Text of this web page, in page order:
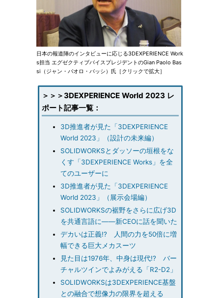
日本の報道陣のインタビューに応じる3DEXPERIENCE Work
s担当 エグゼクティブバイスプレジデントのGian Paolo Bas
si（ジャン・パオロ・バッシ）氏［クリックで拡大］
＞＞＞3DEXPERIENCE World 2023 レ
ポート記事一覧：
3D推進者が見た「3DEXPERIENCE
World 2023」（設計の未来編）
SOLIDWORKSとダッソーの垣根をな
くす「3DEXPERIENCE Works」を全
てのユーザーに
3D推進者が見た「3DEXPERIENCE
World 2023」（展示会場編）
SOLIDWORKSの裾野をさらに広げ3D
を共通言語に――新CEOに話を聞いた
デカいは正義!? 人間の力を50倍に増
幅できる巨大メカスーツ
見た目は1976年、中身は現代!? バー
チャルツインでよみがえる「R2-D2」
SOLIDWORKSは3DEXPERIENCE基盤
との融合で想像力の限界を超える